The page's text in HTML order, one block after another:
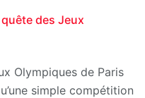
des Jeux
Olympiques de Paris
simple compétition